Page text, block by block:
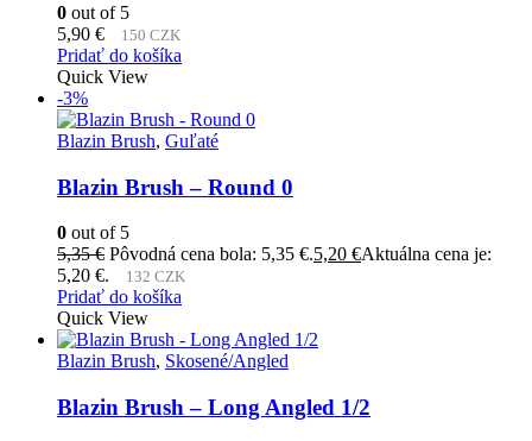
0 out of 5
5,90 € 150 CZK
Pridať do košíka
Quick View
-3%
Blazin Brush, Guľaté
Blazin Brush – Round 0
0 out of 5
5,35€ Pôvodná cena bola: 5,35 €.5,20 €Aktuálna cena je:
5,20 €.
132 CZK
Pridať do košíka
Quick View
Blazin Brush, Skosené/Angled
Blazin Brush – Long Angled 1/2